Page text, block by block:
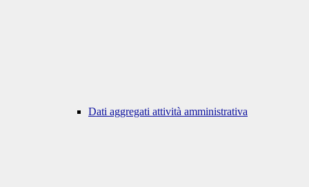
Dati aggregati attività amministrativa